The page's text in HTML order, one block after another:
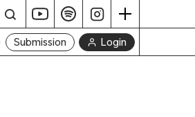
Submission Login